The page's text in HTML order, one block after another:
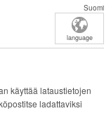
Suomi
language
käyttää lataustietojen
ladattaviksi